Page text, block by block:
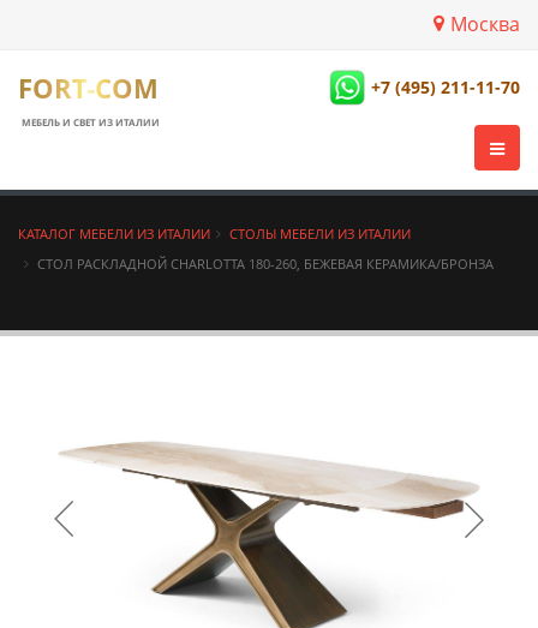
Москва
FORT-COM
МЕБЕЛЬ И СВЕТ ИЗ ИТАЛИИ
+7 (495) 211-11-70
КАТАЛОГ МЕБЕЛИ ИЗ ИТАЛИИ
СТОЛЫ МЕБЕЛИ ИЗ ИТАЛИИ
СТОЛ РАСКЛАДНОЙ CHARLOTTA 180-260, БЕЖЕВАЯ КЕРАМИКА/БРОНЗА